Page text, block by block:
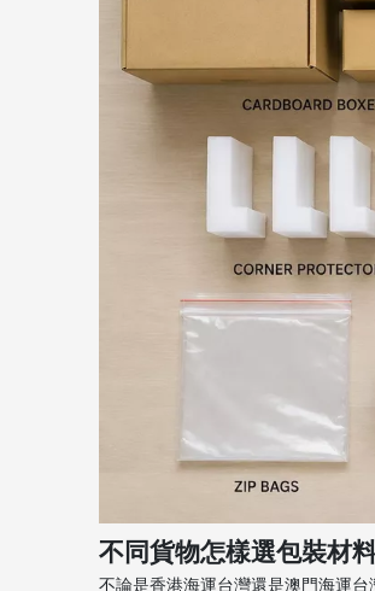
不同貨物怎樣選包裝材
不論是香港海運台灣還是澳門海運